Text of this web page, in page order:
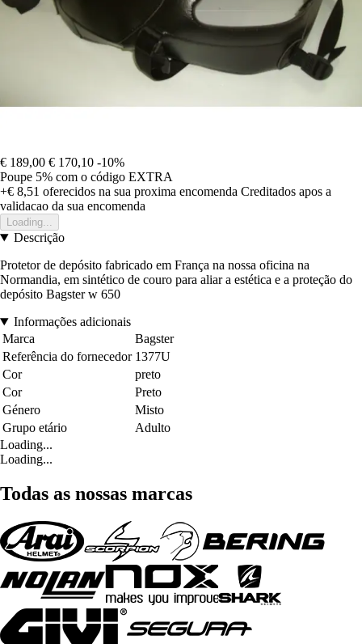
€ 189,00 € 170,10 -10%
Poupe 5% com o código EXTRA
+€ 8,51 oferecidos na sua proxima encomenda Creditados apos a
validacao da sua encomenda
Loading...
Descrição
Protetor de depósito fabricado em França na nossa oficina na
Normandia, em sintético de couro para aliar a estética e a proteção do
depósito Bagster w 650
Informações adicionais
Marca
Bagster
Referência do fornecedor 1377U
Cor
preto
Cor
Preto
Género
Misto
Grupo etário
Adulto
Loading...
Loading...
Todas as nossas marcas